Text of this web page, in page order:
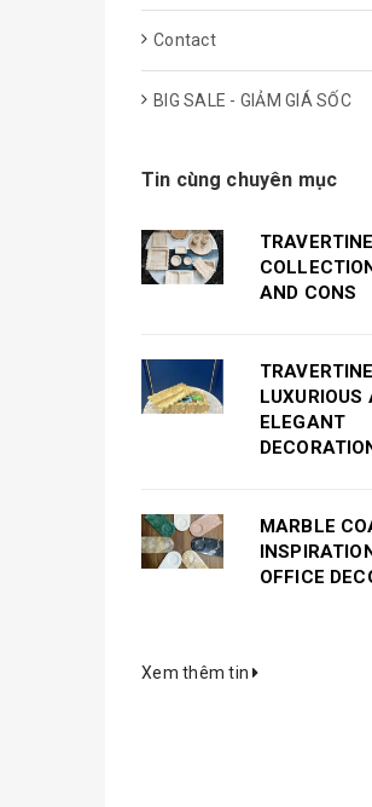
Contact
BIG SALE - GIẢM GIÁ SỐC
Tin cùng chuyên mục
TRAVERTINE
AND CONS
LUXURIOUS
ELEGANT
MARBLE
OFFICE
Xem thêm tin